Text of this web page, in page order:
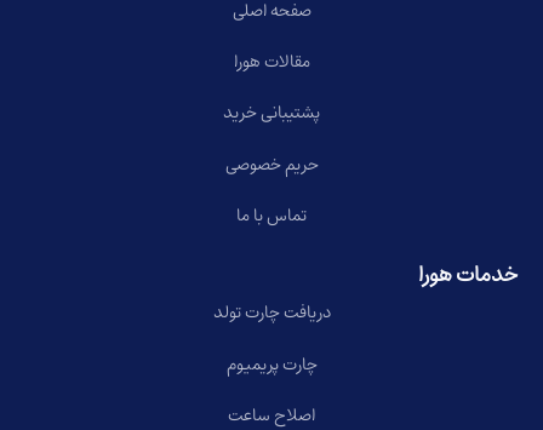
صفحه اصلی
مقالات هورا
پشتیبانی خرید
حریم خصوصی
تماس با ما
خدمات هورا
دریافت چارت تولد
چارت پریمیوم
اصلاح ساعت